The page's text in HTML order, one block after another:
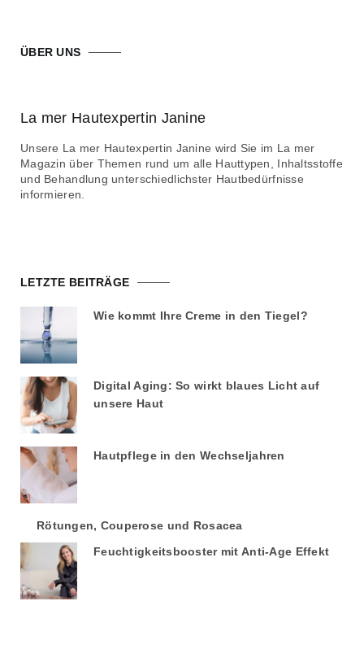
ÜBER UNS
La mer Hautexpertin Janine
Unsere La mer Hautexpertin Janine wird Sie im La mer
Magazin über Themen rund um alle Hauttypen, Inhaltsstoffe
und Behandlung unterschiedlichster Hautbedürfnisse
informieren.
LETZTE BEITRÄGE
Wie kommt Ihre Creme in den Tiegel?
Digital Aging: So wirkt blaues Licht auf
unsere Haut
Hautpflege in den Wechseljahren
Rötungen, Couperose und Rosacea
Feuchtigkeitsbooster mit Anti-Age Effekt